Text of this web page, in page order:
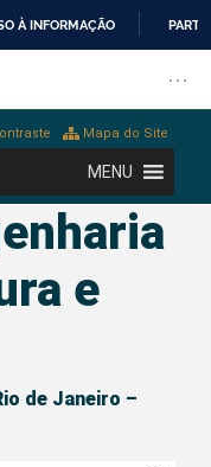
À INFORMAÇÃO
Mapa do Site
MENU
e
de Janeiro –